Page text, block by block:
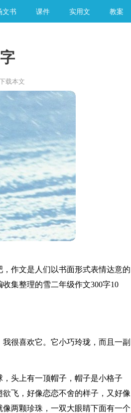
文书 课件 实用文 教案
载本文
作文是人们以书面形式表情达意的
集整理的雪二年级作文300字10
很喜欢它。它小巧玲珑，而且一副
头上有一顶帽子，帽子是小格子
飞，好像恋恋不舍的样子，又好像
两颗珍珠，一双大眼睛下面有一个